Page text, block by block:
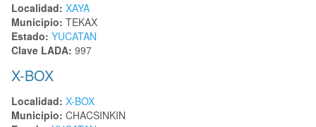
Localidad: XAYA
Municipio: TEKAX
Estado: YUCATAN
Clave LADA: 997
X-BOX
Localidad: X-BOX
Municipio: CHACSINKIN